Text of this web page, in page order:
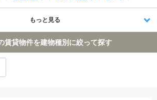
もっと見る
賃貸物件を建物種別に絞って探す